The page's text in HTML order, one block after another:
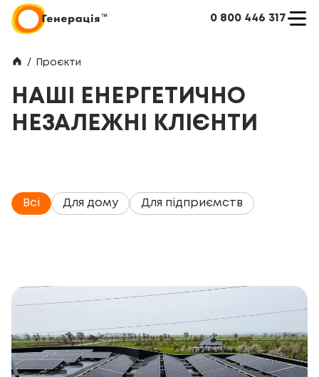
0 800 446 317
/ Проєкти
НАШІ ЕНЕРГЕТИЧНО
НЕЗАЛЕЖНІ КЛІЄНТИ
Всі Для дому Для підприємств